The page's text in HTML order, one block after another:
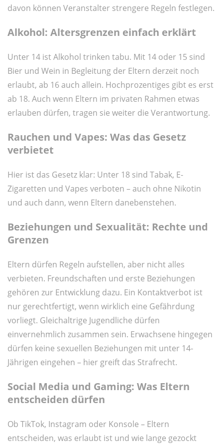
davon können Veranstalter strengere Regeln festlegen.
Alkohol: Altersgrenzen einfach erklärt
Unter 14 ist Alkohol trinken tabu. Mit 14 oder 15 sind
Bier und Wein in Begleitung der Eltern derzeit noch
erlaubt, ab 16 auch allein. Hochprozentiges gibt es erst
ab 18. Auch wenn Eltern im privaten Rahmen etwas
erlauben dürfen, tragen sie weiter die Verantwortung.
Rauchen und Vapes: Was das Gesetz
verbietet
Hier ist das Gesetz klar: Unter 18 sind Tabak, E-
Zigaretten und Vapes verboten – auch ohne Nikotin
und auch dann, wenn Eltern danebenstehen.
Beziehungen und Sexualität: Rechte und
Grenzen
Eltern dürfen Regeln aufstellen, aber nicht alles
verbieten. Freundschaften und erste Beziehungen
gehören zur Entwicklung dazu. Ein Kontaktverbot ist
nur gerechtfertigt, wenn wirklich eine Gefährdung
vorliegt. Gleichaltrige Jugendliche dürfen
einvernehmlich zusammen sein. Erwachsene hingegen
dürfen keine sexuellen Beziehungen mit unter 14-
Jährigen eingehen – hier greift das Strafrecht.
Social Media und Gaming: Was Eltern
entscheiden dürfen
Ob TikTok, Instagram oder Konsole – Eltern
entscheiden, was erlaubt ist und wie lange gezockt